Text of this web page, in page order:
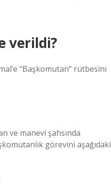
verildi?
“Başkomutan” rütbesini
ve manevi şahsında
görevini aşağıdaki